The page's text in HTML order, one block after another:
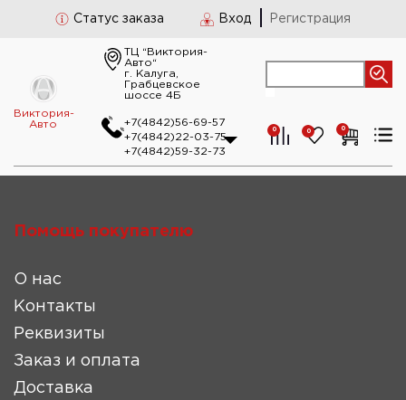
Статус заказа Вход Регистрация
Виктория-
Авто
ТЦ “Виктория-
Авто“
г. Калуга,
Грабцевское
шоссе 4Б
+7(4842)56-69-57
+7(4842)22-03-75
+7(4842)59-32-73
0 0 0
Помощь покупателю
О нас
Контакты
Реквизиты
Заказ и оплата
Доставка